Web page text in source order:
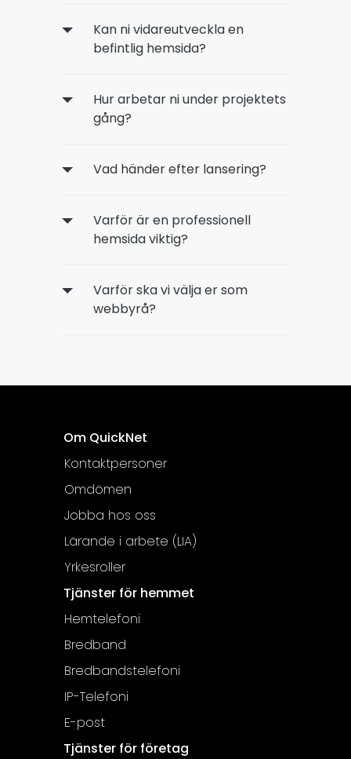
Kan ni vidareutveckla en
befintlig hemsida?
Hur arbetar ni under projektets
gång?
Vad händer efter lansering?
Varför är en professionell
hemsida viktig?
Varför ska vi välja er som
webbyrå?
Om QuickNet
Kontaktpersoner
Omdömen
Jobba hos oss
Lärande i arbete (LIA)
Yrkesroller
Tjänster för hemmet
Hemtelefoni
Bredband
Bredbandstelefoni
IP-Telefoni
E-post
Tjänster för företag